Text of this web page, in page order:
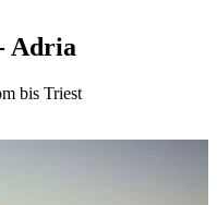
Adria
bis Triest